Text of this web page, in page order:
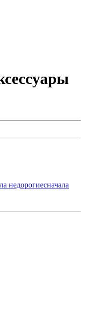
недорогиесначала